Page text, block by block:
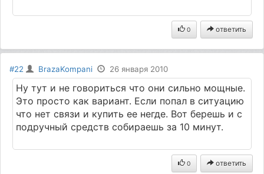
0 ответить
#22 BrazaKompani 26 января 2010
Ну тут и не говориться что они сильно мощные.
Это просто как вариант. Если попал в ситуацию
что нет связи и купить ее негде. Вот берешь и с
подручный средств собираешь за 10 минут.
0 ответить